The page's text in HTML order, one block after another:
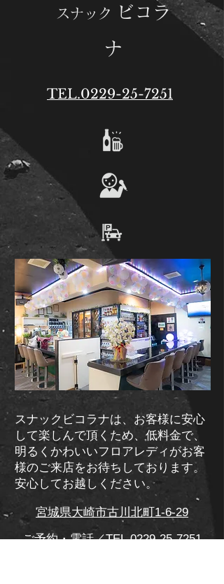
スナック
ビコラ
ナ
TEL.0229-25-7251
スナックビコラナは、お客様に安心
して楽しんで頂くため、低料金で、
明るくかわいいフロアレディがお客
様のご来店をお待ちしております。
安心してお越しください。
宮城県大崎市古川北町1-6-29
​ご予約・電話／TEL.0229-25-7251